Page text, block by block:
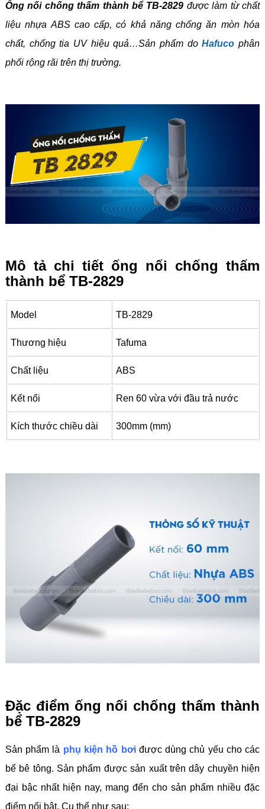
Ống nối chống thấm thành bể TB-2829 được làm từ chất
liệu nhựa ABS cao cấp, có khả năng chống ăn mòn hóa
chất, chống tia UV hiệu quả…Sản phẩm doHafuco phân
phối rộng rãi trên thị trường.
Mô tả chi tiết ống nối chống thấm
thành bể TB-2829
Model TB-2829
Thương hiệu Tafuma
Chất liệu ABS
Kết nối Ren 60 vừa với đầu trả nước
Kích thước chiều dài 300mm (mm)
Đặc điểm ống nối chống thấm thành
bể TB-2829
Sản phẩm là phụ kiện hồ bơiđược dùng chủ yếu cho các
bể bê tông. Sản phẩm được sản xuất trên dây chuyền hiện
đại bậc nhất hiện nay, mang đến cho sản phẩm nhiều đặc
điểm nổi bật. Cụ thể như sau: